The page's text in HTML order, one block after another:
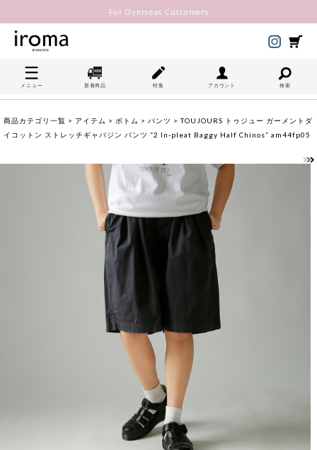
For Overseas Customers
メニュー 新着商品 特集 アカウント 検索
商品カテゴリ一覧 > アイテム > ボトム > パンツ > TOUJOURS トゥジュー ガーメントダ
イコットン ストレッチギャバジン パンツ “2 In-pleat Baggy Half Chinos” am44fp05